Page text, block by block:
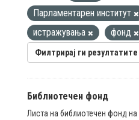
Парламентарен институт
истражувања
фонд
Филтрирај ги резултатите
Библиотечен фонд
Листа на библиотечен фонд